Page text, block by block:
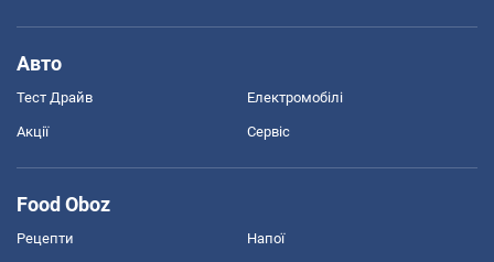
Авто
Тест Драйв Електромобілі
Акції Сервіс
Food Oboz
Рецепти Напої